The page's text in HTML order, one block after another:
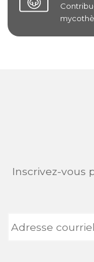
Inscrivez-vous